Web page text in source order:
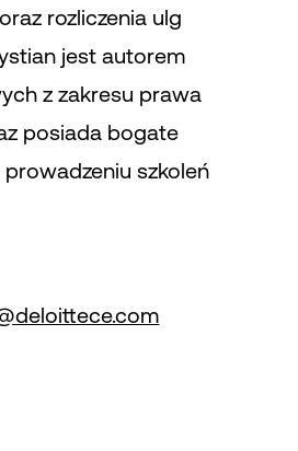
rozliczenia ulg
jest autorem
z zakresu prawa
posiada bogate
szkoleń